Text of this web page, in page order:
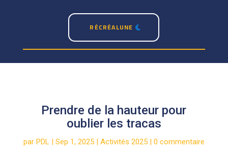
RÉCRÉALUNE
Prendre de la hauteur pour
oublier les tracas
par PDL| Sep 1, 2025| Activités 2025| 0 commentaire